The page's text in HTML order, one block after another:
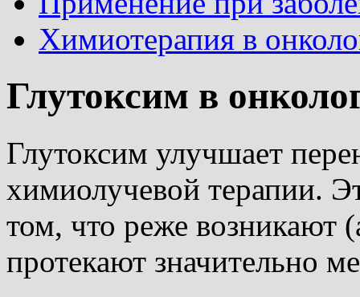
Химиотерапия в
Глутоксим в
Глутоксим улучшает
химиолучевой терапии.
том, что реже возникают
протекают значительно